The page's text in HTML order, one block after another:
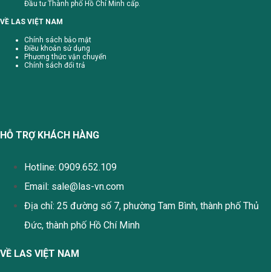
Đầu tư Thành phố Hồ Chí Minh cấp.
VỀ LAS VIỆT NAM
Chính sách bảo mật
Điều khoản sử dụng
Phương thức vận chuyển
Chính sách đổi trả
HỖ TRỢ KHÁCH HÀNG
Hotline: 0909.652.109
Email: sale@las-vn.com
Địa chỉ: 25 đường số 7, phường Tam Bình, thành phố Thủ
Đức, thành phố Hồ Chí Minh
VỀ LAS VIỆT NAM